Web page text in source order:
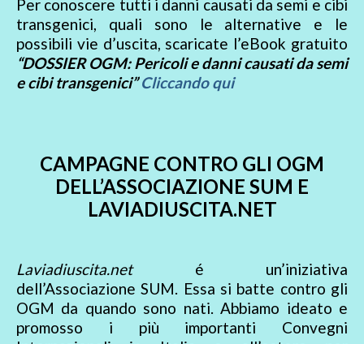
Per conoscere tutti i danni causati da semi e cibi
transgenici, quali sono le alternative e le
possibili vie d’uscita, scaricate l’eBook gratuito
“DOSSIER OGM: Pericoli e danni causati da semi
e cibi transgenici” Cliccando qui
CAMPAGNE CONTRO GLI OGM
DELL’ASSOCIAZIONE SUM E
LAVIADIUSCITA.NET
Laviadiuscita.neté un’iniziativa
dell’Associazione SUM. Essa si batte contro gli
OGM da quando sono nati. Abbiamo ideato e
promosso i più importanti Convegni